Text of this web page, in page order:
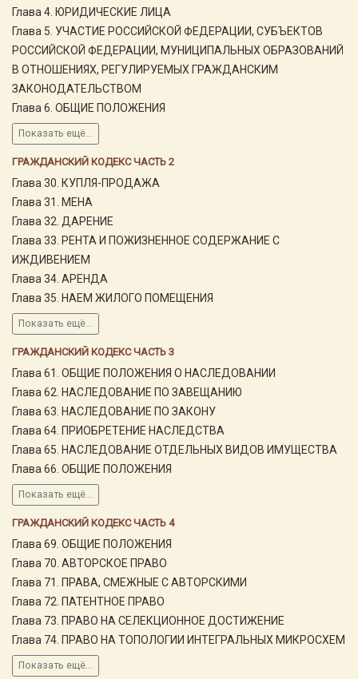
Глава 4. ЮРИДИЧЕСКИЕ ЛИЦА
Глава 5. УЧАСТИЕ РОССИЙСКОЙ ФЕДЕРАЦИИ, СУБЪЕКТОВ
РОССИЙСКОЙ ФЕДЕРАЦИИ, МУНИЦИПАЛЬНЫХ ОБРАЗОВАНИЙ
В ОТНОШЕНИЯХ, РЕГУЛИРУЕМЫХ ГРАЖДАНСКИМ
ЗАКОНОДАТЕЛЬСТВОМ
Глава 6. ОБЩИЕ ПОЛОЖЕНИЯ
Показать ещё...
ГРАЖДАНСКИЙ КОДЕКС ЧАСТЬ 2
Глава 30. КУПЛЯ-ПРОДАЖА
Глава 31. МЕНА
Глава 32. ДАРЕНИЕ
Глава 33. РЕНТА И ПОЖИЗНЕННОЕ СОДЕРЖАНИЕ С
ИЖДИВЕНИЕМ
Глава 34. АРЕНДА
Глава 35. НАЕМ ЖИЛОГО ПОМЕЩЕНИЯ
Показать ещё...
ГРАЖДАНСКИЙ КОДЕКС ЧАСТЬ 3
Глава 61. ОБЩИЕ ПОЛОЖЕНИЯ О НАСЛЕДОВАНИИ
Глава 62. НАСЛЕДОВАНИЕ ПО ЗАВЕЩАНИЮ
Глава 63. НАСЛЕДОВАНИЕ ПО ЗАКОНУ
Глава 64. ПРИОБРЕТЕНИЕ НАСЛЕДСТВА
Глава 65. НАСЛЕДОВАНИЕ ОТДЕЛЬНЫХ ВИДОВ ИМУЩЕСТВА
Глава 66. ОБЩИЕ ПОЛОЖЕНИЯ
Показать ещё...
ГРАЖДАНСКИЙ КОДЕКС ЧАСТЬ 4
Глава 69. ОБЩИЕ ПОЛОЖЕНИЯ
Глава 70. АВТОРСКОЕ ПРАВО
Глава 71. ПРАВА, СМЕЖНЫЕ С АВТОРСКИМИ
Глава 72. ПАТЕНТНОЕ ПРАВО
Глава 73. ПРАВО НА СЕЛЕКЦИОННОЕ ДОСТИЖЕНИЕ
Глава 74. ПРАВО НА ТОПОЛОГИИ ИНТЕГРАЛЬНЫХ МИКРОСХЕМ
Показать ещё...